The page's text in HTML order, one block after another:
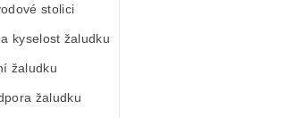
stolici
kyselost žaludku
žaludku
žaludku